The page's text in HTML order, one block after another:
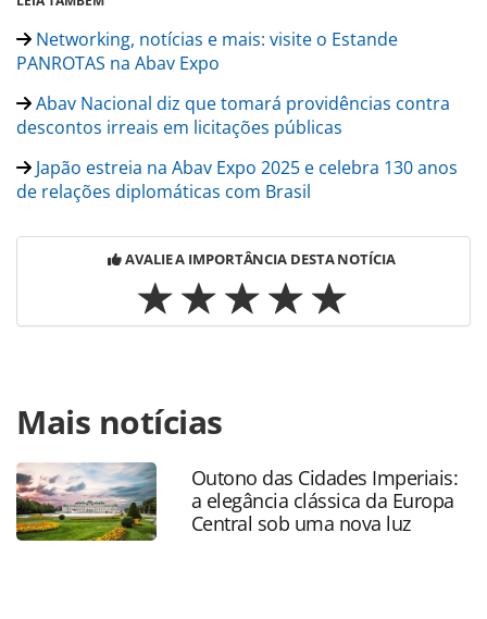
Networking, notícias e mais: visite o Estande
PANROTAS na Abav Expo
Abav Nacional diz que tomará providências contra
descontos irreais em licitações públicas
Japão estreia na Abav Expo 2025 e celebra 130 anos
de relações diplomáticas com Brasil
AVALIE A IMPORTÂNCIA DESTA NOTÍCIA
https://www.panrotas.com.br/hotelaria/investimentos/
aquatico-indoor-e-projeto-do-le-canton-rj-para-seus-40-
anos_222159.html ou as ferramentas oferecidas na página.
Todo o conteúdo produzido pela PANROTAS Editora é
protegido pela legislação brasileira sobre direito autoral.
Não reproduza o conteúdo sem autorização da PANROTAS
Mais notícias
Outono das Cidades Imperiais:
a elegância clássica da Europa
Central sob uma nova luz